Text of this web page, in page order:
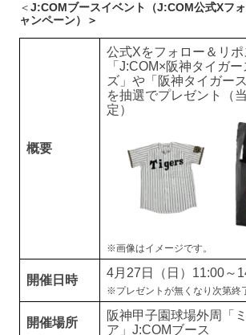
＜J:COMブースイベント（J:COM公式Xフ
ャンペーン）＞
概要
公式Xをフォロー＆リポ
「J:COM×阪神タイガ
ズ」や「阪神タイガー
を抽選でプレゼント（
定）
※画像はイメージです。
開催日時
4月27日（日）11:00～
※プレゼントが無くなり次第終
開催場所
阪神甲子園球場外周「
ア」J:COMブース